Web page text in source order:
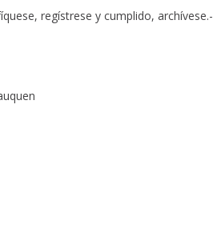
regístrese y cumplido, archívese.-